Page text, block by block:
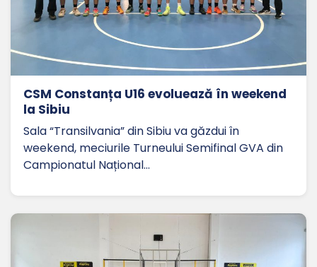
CSM Constanța U16 evoluează în weekend
la Sibiu
Sala “Transilvania” din Sibiu va găzdui în
weekend, meciurile Turneului Semifinal GVA din
Campionatul Național…